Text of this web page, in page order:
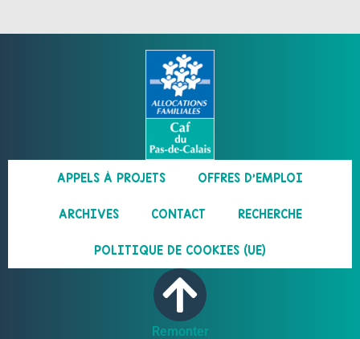
APPELS À PROJETS OFFRES D’EMPLOI
ARCHIVES CONTACT RECHERCHE
POLITIQUE DE COOKIES (UE)
Remonter